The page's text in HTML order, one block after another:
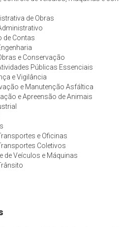
de Obras
de Contas
e Conservação
Públicas Essenciais
e Vigilância
e Manutenção Asfáltica
e Apreensão de Animais
e Oficinas
Coletivos
de Veículos e Máquinas